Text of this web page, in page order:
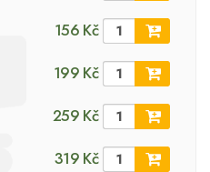
156 Kč
199 Kč
259 Kč
319 Kč